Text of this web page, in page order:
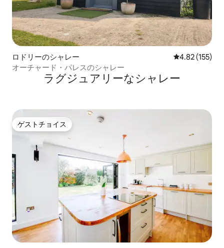
ロドリーのシャレー レビュー155
4.82 (155)
オーチャード・パレスのシャレー
ラグジュアリーなシャレー
ゲストチョイス
ゲストチョイス